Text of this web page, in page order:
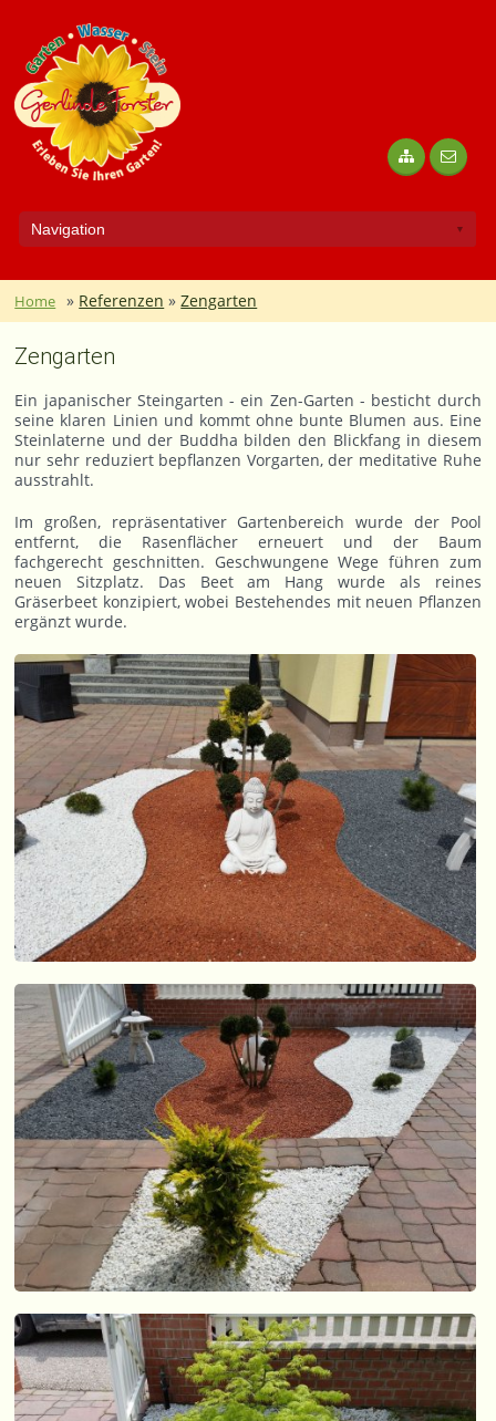
Home » Referenzen »Zengarten
Zengarten
Ein japanischer Steingarten - ein Zen-Garten - besticht durch
seine klaren Linien und kommt ohne bunte Blumen aus. Eine
Steinlaterne und der Buddha bilden den Blickfang in diesem
nur sehr reduziert bepflanzen Vorgarten, der meditative Ruhe
ausstrahlt.
Im großen, repräsentativer Gartenbereich wurde der Pool
entfernt, die Rasenflächer erneuert und der Baum
fachgerecht geschnitten. Geschwungene Wege führen zum
neuen Sitzplatz. Das Beet am Hang wurde als reines
Gräserbeet konzipiert, wobei Bestehendes mit neuen Pflanzen
ergänzt wurde.